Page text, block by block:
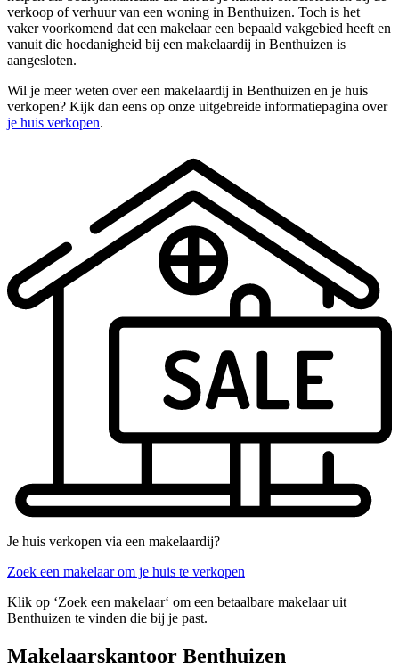
verkoop of verhuur van een woning in Benthuizen. Toch is het
vaker voorkomend dat een makelaar een bepaald vakgebied heeft en
vanuit die hoedanigheid bij een makelaardij in Benthuizen is
aangesloten.
Wil je meer weten over een makelaardij in Benthuizen en je huis
verkopen? Kijk dan eens op onze uitgebreide informatiepagina over
je huis verkopen.
Je huis verkopen via een makelaardij?
Zoek een makelaar om je huis te verkopen
Klik op ‘Zoek een makelaar‘ om een betaalbare makelaar uit
Benthuizen te vinden die bij je past.
Makelaarskantoor Benthuizen